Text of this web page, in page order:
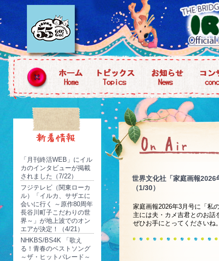
「月刊終活WEB」にイル
カのインタビューが掲載
されました（7/22）
フジテレビ（関東ローカ
ル）「イルカ、サザエに
会いに行く ～原作80周年
長谷川町子こだわりの世
界～」が地上波でのオン
エアが決定！（4/21）
NHKBS/BS4K 「歌え
る！青春のベストソング
～ザ・ヒットパレード～
世界文化社「家庭画報2026
（1/30）
家庭画報2026年3月号に「私
主には夫・カメ吉君とのお話
ぜひお手にとってくださいね